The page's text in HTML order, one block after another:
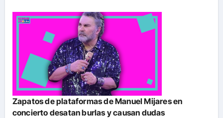
Zapatos de plataformas de Manuel Mijares en
concierto desatan burlas y causan dudas